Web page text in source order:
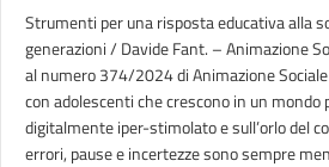
Strumenti per una risposta educativa alla
generazioni / Davide Fant. – Animazione
al numero 374/2024 di Animazione
con adolescenti che crescono in un
digitalmente iper-stimolato e sull’orlo del
errori, pause e incertezze sono sempre